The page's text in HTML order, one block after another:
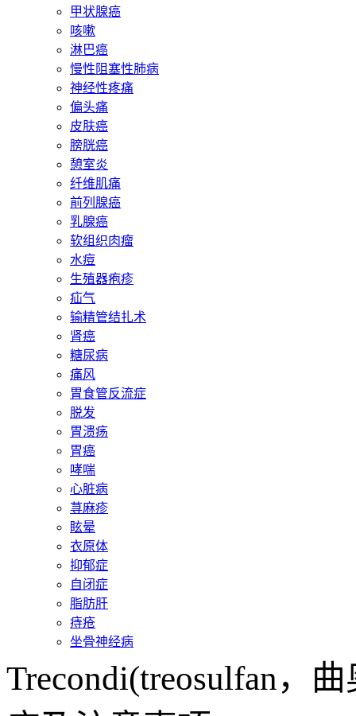
甲状腺癌
咳嗽
淋巴癌
慢性阻塞性肺病
神经性疼痛
偏头痛
皮肤癌
膀胱癌
憩室炎
纤维肌痛
前列腺癌
乳腺癌
软组织肉瘤
水痘
生殖器疱疹
疝气
输精管结扎术
肾癌
糖尿病
痛风
胃食管反流症
脱发
胃溃疡
胃癌
哮喘
心脏病
荨麻疹
眩晕
衣原体
抑郁症
自闭症
脂肪肝
痔疮
坐骨神经病
Trecondi(treosulfan，